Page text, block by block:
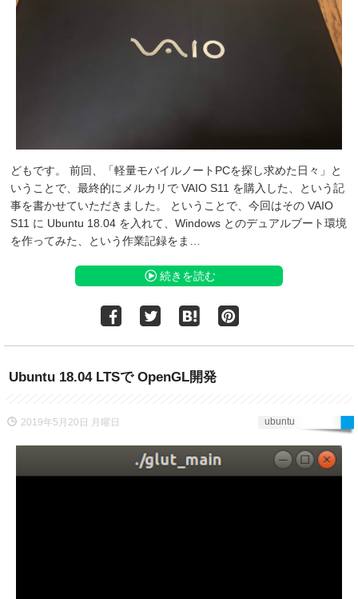
どもです。 前回、「軽量モバイルノートPCを探し求めた日々」と
いうことで、最終的にメルカリで VAIO S11 を購入した、という記
事を書かせていただきました。 ということで、今回はその VAIO
S11 に Ubuntu 18.04 を入れて、Windows とのデュアルブート環境
を作ってみた、という作業記録をま…
続きを読む
Ubuntu 18.04 LTSで OpenGL開発
ubuntu
2019年5月20日 月曜日